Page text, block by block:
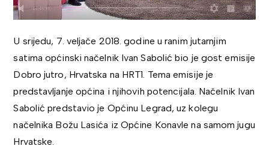
U srijedu, 7. veljače 2018. godine u ranim jutarnjim
satima općinski načelnik Ivan Sabolić bio je gost emisije
Dobro jutro, Hrvatska na HRT1. Tema emisije je
predstavljanje općina i njihovih potencijala. Načelnik Ivan
Sabolić predstavio je Općinu Legrad, uz kolegu
načelnika Božu Lasića iz Općine Konavle na samom jugu
Hrvatske.